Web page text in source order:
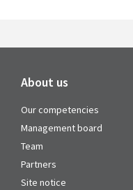
About us
Our competencies
Management board
Team
Partners
Site notice